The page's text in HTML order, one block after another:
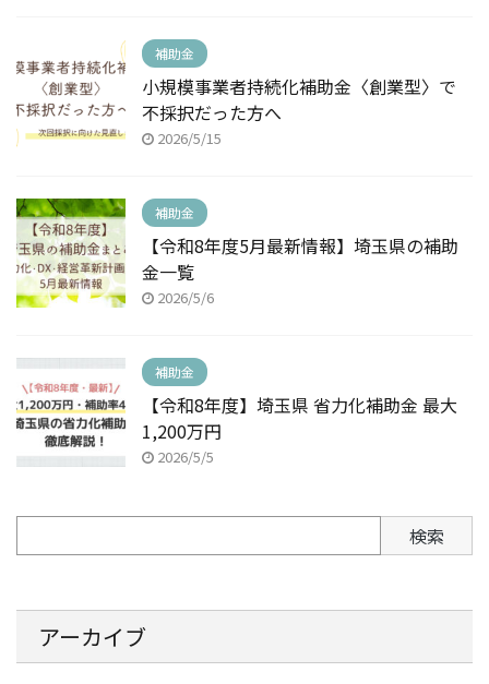
補助金
小規模事業者持続化補助金〈創業型〉で
不採択だった方へ
2026/5/15
補助金
【令和8年度5月最新情報】埼玉県の補助
金一覧
2026/5/6
補助金
【令和8年度】埼玉県 省力化補助金 最大
1,200万円
2026/5/5
検索
アーカイブ